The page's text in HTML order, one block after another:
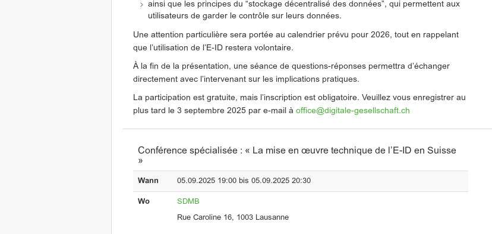
ainsi que les principes du “stockage décentralisé des données”, qui permettent aux
utilisateurs de garder le contrôle sur leurs données.
Une attention particulière sera portée au calendrier prévu pour 2026, tout en rappelant
que l’utilisation de l’E-ID restera volontaire.
À la fin de la présentation, une séance de questions-réponses permettra d’échanger
directement avec l’intervenant sur les implications pratiques.
La participation est gratuite, mais l’inscription est obligatoire. Veuillez vous enregistrer au
plus tard le 3 septembre 2025 par e-mail à office@digitale-gesellschaft.ch
Conférence spécialisée : « La mise en œuvre technique de l’E-ID en Suisse
»
Wann 05.09.2025 19:00 bis 05.09.2025 20:30
Wo SDMB
Rue Caroline 16, 1003 Lausanne